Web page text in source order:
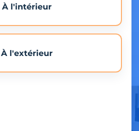
À l'intérieur
À l'extérieur